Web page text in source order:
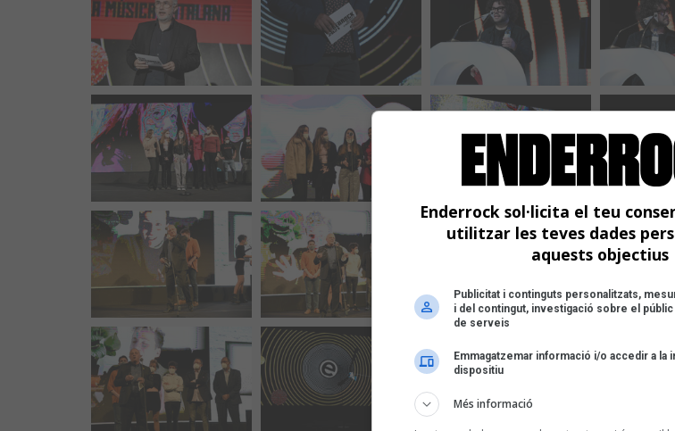
Enderrock sol·licita el teu
utilitzar les teves dades
aquests objectius
Publicitat i continguts personalitzats,
i del contingut, investigació sobre el
de serveis
Emmagatzemar informació i/o accedir a la
dispositiu
Més informació